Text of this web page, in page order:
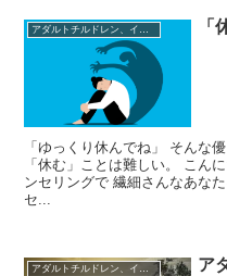
アダルトチルドレン、インナーチャイルド 「
「ゆっくり休んでね」 そんな
「休む」ことは難しい。 こん
ンセリングで 繊細さんなあな
セ...
ア